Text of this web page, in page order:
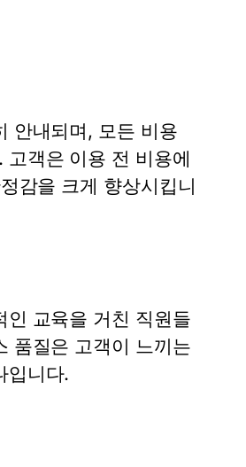
안내되며, 모든 비용
객은 이용 전 비용에
감을 크게 향상시킵니
인 교육을 거친 직원들
품질은 고객이 느끼는
입니다.